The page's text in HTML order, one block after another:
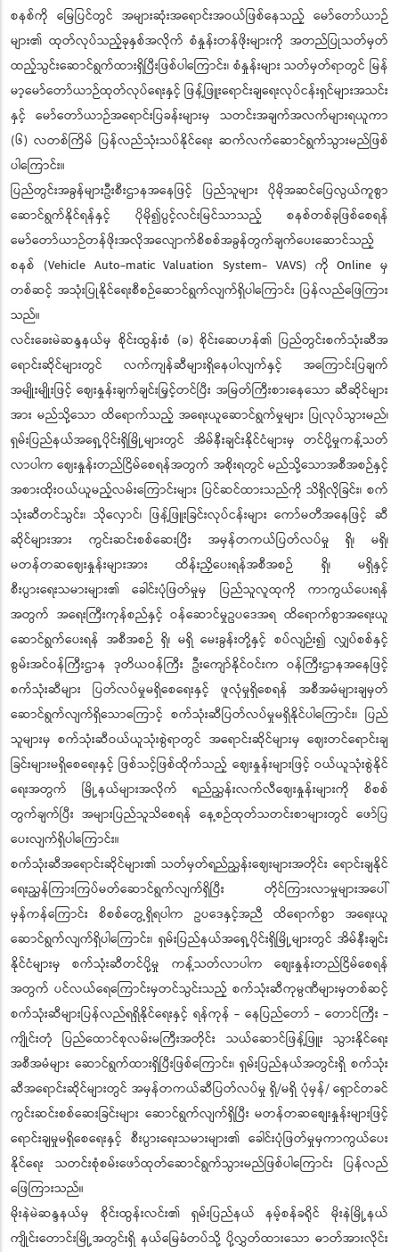
စနစ်ကို မြေပြင်တွင် အများဆုံးအရောင်းအဝယ်ဖြစ်နေသည့် မော်တော်ယာဉ်
များ၏ ထုတ်လုပ်သည့်ခုနှစ်အလိုက် စံနှုန်းတန်ဖိုးများကို အတည်ပြုသတ်မှတ်
ထည့်သွင်းဆောင်ရွက်ထားရှိပြီးဖြစ်ပါကြောင်း၊ စံနှုန်းများ သတ်မှတ်ရာတွင် မြန်
မာ့မော်တော်ယာဉ်ထုတ်လုပ်ရေးနှင့် ဖြန့်ဖြူးရောင်းချရေးလုပ်ငန်းရှင်များအသင်း
နှင့် မော်တော်ယာဉ်အရောင်းပြခန်းများမှ သတင်းအချက်အလက်များရယူကာ
(၆) လတစ်ကြိမ် ပြန်လည်သုံးသပ်နိုင်ရေး ဆက်လက်ဆောင်ရွက်သွားမည်ဖြစ်
ပါကြောင်း။
ပြည်တွင်းအခွန်များဦးစီးဌာနအနေဖြင့် ပြည်သူများ ပိုမိုအဆင်ပြေလွယ်ကူစွာ
ဆောင်ရွက်နိုင်ရန်နှင့် ပိုမို၍ပွင့်လင်းမြင်သာသည့် စနစ်တစ်ခုဖြစ်စေရန်
မော်တော်ယာဉ်တန်ဖိုးအလိုအလျောက်စိစစ်အခွန်တွက်ချက်ပေးဆောင်သည့်
စနစ် (Vehicle Auto-matic Valuation System- VAVS) ကို Online မှ
တစ်ဆင့် အသုံးပြုနိုင်ရေးစီစဉ်ဆောင်ရွက်လျက်ရှိပါကြောင်း ပြန်လည်ဖြေကြား
သည်။
လင်းခေးမဲဆန္ဒနယ်မှ စိုင်းထွန်းစံ (ခ) စိုင်းဆေဟန်၏ ပြည်တွင်းစက်သုံးဆီအ
ရောင်းဆိုင်များတွင် လက်ကျန်ဆီများရှိနေပါလျက်နှင့် အကြောင်းပြချက်
အမျိုးမျိုးဖြင့် ဈေးနှုန်းချက်ချင်းမြှင့်တင်ပြီး အမြတ်ကြီးစားနေသော ဆီဆိုင်များ
အား မည်သို့သော ထိရောက်သည့် အရေးယူဆောင်ရွက်မှုများ ပြုလုပ်သွားမည်၊
ရှမ်းပြည်နယ်အရှေ့ပိုင်းရှိမြို့များတွင် အိမ်နီးချင်းနိုင်ငံများမှ တင်ပို့မှုကန့်သတ်
လာပါက ဈေးနှုန်းတည်ငြိမ်စေရန်အတွက် အစိုးရတွင် မည်သို့သောအစီအစဉ်နှင့်
အစားထိုးဝယ်ယူမည့်လမ်းကြောင်းများ ပြင်ဆင်ထားသည်ကို သိရှိလိုခြင်း၊ စက်
သုံးဆီတင်သွင်း၊ သိုလှောင်၊ ဖြန့်ဖြူးခြင်းလုပ်ငန်းများ ကော်မတီအနေဖြင့် ဆီ
ဆိုင်များအား ကွင်းဆင်းစစ်ဆေးပြီး အမှန်တကယ်ပြတ်လပ်မှု ရှိ၊ မရှိ၊
မတန်တဆဈေးနှုန်းများအား ထိန်းညှိပေးရန်အစီအစဉ် ရှိ၊ မရှိနှင့်
စီးပွားရေးသမားများ၏ ခေါင်းပုံဖြတ်မှုမှ ပြည်သူလူထုကို ကာကွယ်ပေးရန်
အတွက် အရေးကြီးကုန်စည်နှင့် ဝန်ဆောင်မှုဥပဒေအရ ထိရောက်စွာအရေးယူ
ဆောင်ရွက်ပေးရန် အစီအစဉ် ရှိ၊ မရှိ မေးခွန်းတို့နှင့် စပ်လျဉ်း၍ လျှပ်စစ်နှင့်
စွမ်းအင်ဝန်ကြီးဌာန ဒုတိယဝန်ကြီး ဦးကျော်နိုင်ဝင်းက ဝန်ကြီးဌာနအနေဖြင့်
စက်သုံးဆီများ ပြတ်လပ်မှုမရှိစေရေးနှင့် ဖူလုံမှုရှိစေရန် အစီအမံများချမှတ်
ဆောင်ရွက်လျက်ရှိသောကြောင့် စက်သုံးဆီပြတ်လပ်မှုမရှိနိုင်ပါကြောင်း၊ ပြည်
သူများမှ စက်သုံးဆီဝယ်ယူသုံးစွဲရာတွင် အရောင်းဆိုင်များမှ ဈေးတင်ရောင်းချ
ခြင်းများမရှိစေရေးနှင့် ဖြစ်သင့်ဖြစ်ထိုက်သည့် ဈေးနှုန်းများဖြင့် ဝယ်ယူသုံးစွဲနိုင်
ရေးအတွက် မြို့နယ်များအလိုက် ရည်ညွှန်းလက်လီဈေးနှုန်းများကို စိစစ်
တွက်ချက်ပြီး အများပြည်သူသိစေရန် နေ့စဉ်ထုတ်သတင်းစာများတွင် ဖော်ပြ
ပေးလျက်ရှိပါကြောင်း။
စက်သုံးဆီအရောင်းဆိုင်များ၏ သတ်မှတ်ရည်ညွှန်းဈေးများအတိုင်း ရောင်းချနိုင်
ရေးညွှန်ကြားကြပ်မတ်ဆောင်ရွက်လျက်ရှိပြီး တိုင်ကြားလာမှုများအပေါ်
မှန်ကန်ကြောင်း စိစစ်တွေ့ရှိရပါက ဥပဒေနှင့်အညီ ထိရောက်စွာ အရေးယူ
ဆောင်ရွက်လျက်ရှိပါကြောင်း၊ ရှမ်းပြည်နယ်အရှေ့ပိုင်းရှိမြို့များတွင် အိမ်နီးချင်း
နိုင်ငံများမှ စက်သုံးဆီတင်ပို့မှု ကန့်သတ်လာပါက စျေးနှုန်းတည်ငြိမ်စေရန်
အတွက် ပင်လယ်ရေကြောင်းမှတင်သွင်းသည့် စက်သုံးဆီကုမ္ပဏီများမှတစ်ဆင့်
စက်သုံးဆီများပြန်လည်ရရှိနိုင်ရေးနှင့် ရန်ကုန် - နေပြည်တော် - တောင်ကြီး -
ကျိုင်းတုံ ပြည်ထောင်စုလမ်းမကြီးအတိုင်း သယ်ဆောင်ဖြန့်ဖြူး သွားနိုင်ရေး
အစီအမံများ ဆောင်ရွက်ထားရှိပြီးဖြစ်ကြောင်း၊ ရှမ်းပြည်နယ်အတွင်းရှိ စက်သုံး
ဆီအရောင်းဆိုင်များတွင် အမှန်တကယ်ဆီပြတ်လပ်မှု ရှိ/မရှိ ပုံမှန်/ ရှောင်တခင်
ကွင်းဆင်းစစ်ဆေးခြင်းများ ဆောင်ရွက်လျက်ရှိပြီး မတန်တဆစျေးနှုန်းများဖြင့်
ရောင်းချမှုမရှိစေရေးနှင့် စီးပွားရေးသမားများ၏ ခေါင်းပုံဖြတ်မှုမှကာကွယ်ပေး
နိုင်ရေး သတင်းစုံစမ်းဖော်ထုတ်ဆောင်ရွက်သွားမည်ဖြစ်ပါကြောင်း ပြန်လည်
ဖြေကြားသည်။
မိုးနဲမဲဆန္ဒနယ်မှ စိုင်းထွန်းလင်း၏ ရှမ်းပြည်နယ် နမ့်စန်ခရိုင် မိုးနဲမြို့နယ်
ကျိုင်းတောင်းမြို့အတွင်းရှိ နယ်မြေခံတပ်သို့ ပို့လွှတ်ထားသော ဓာတ်အားလိုင်း